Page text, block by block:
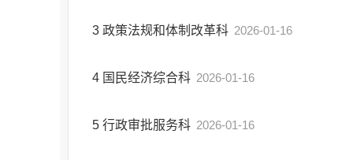
3 政策法规和体制改革科 2026-01-16
4 国民经济综合科 2026-01-16
5 行政审批服务科 2026-01-16